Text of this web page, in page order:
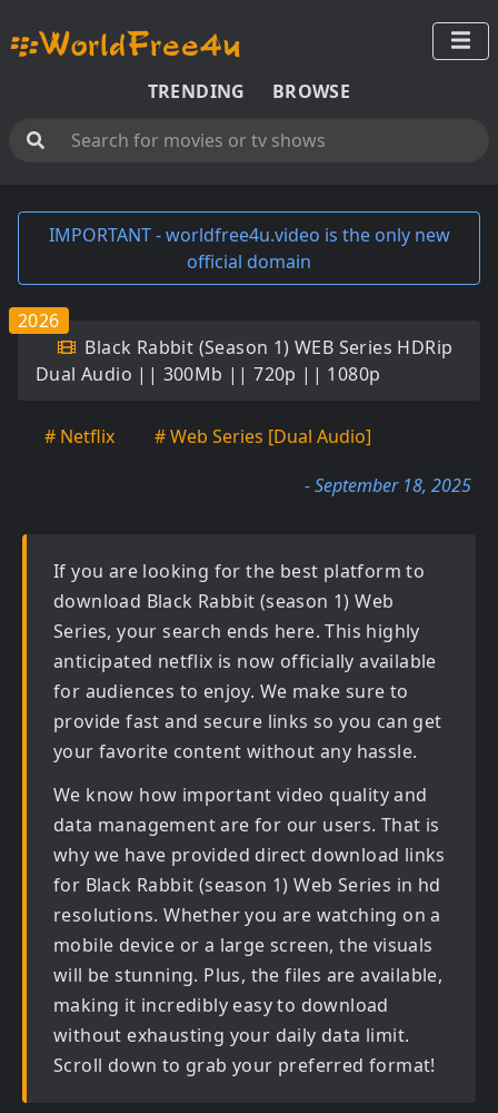
TRENDING BROWSE
IMPORTANT - worldfree4u.video is the only new
official domain
Black Rabbit (Season 1) WEB Series HDRip
Dual Audio || 300Mb || 720p || 1080p
2026
# Netflix
# Web Series [Dual Audio]
- September 18, 2025
If you are looking for the best platform to
download Black Rabbit (season 1) Web
Series, your search ends here. This highly
anticipated netflix is now officially available
for audiences to enjoy. We make sure to
provide fast and secure links so you can get
your favorite content without any hassle.
We know how important video quality and
data management are for our users. That is
why we have provided direct download links
for Black Rabbit (season 1) Web Series in hd
resolutions. Whether you are watching on a
mobile device or a large screen, the visuals
will be stunning. Plus, the files are available,
making it incredibly easy to download
without exhausting your daily data limit.
Scroll down to grab your preferred format!